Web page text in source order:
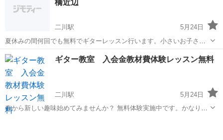
く 『こんなお方へ...橋近辺
二川駅
5月24日
夏休みの間何回でも無料でギターレッスン行います。小さいお子さん
から高校生くらいまで限定になります。その他の方もお安くさせても
らいますこれからギターやりたい方募集中
愛知 二川駅 ギター 夏休み
ギター教室 入会金教材費体験レッスン無料
二川駅
5月24日
春から新しい趣味始めてみませんか？ 無料体験実施中です。かなりお